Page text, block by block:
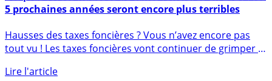
5 prochaines années seront encore plus terribles
tout vu ! Les taxes foncières vont continuer de grimper à